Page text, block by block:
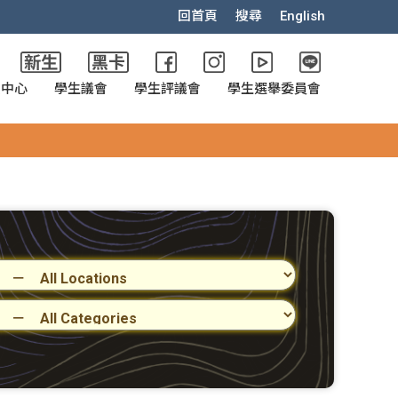
回首頁 搜尋 English
心 學生議會 學生評議會 學生選舉委員會